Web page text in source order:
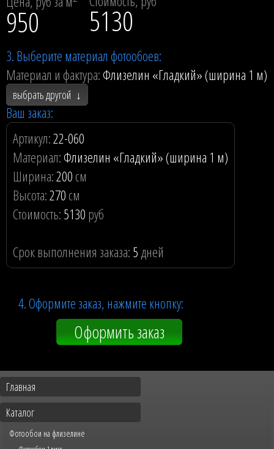
950 5130
3. Выберите материал фотообоев:
Материал и фактура:Флизелин «Гладкий» (ширина 1 м)
выбрать другой ↓
Ваш заказ:
Артикул:22-060
Материал:Флизелин «Гладкий» (ширина 1 м)
Ширина:200см
Высота:270см
Стоимость:5130 руб
Срок выполнения заказа:5дней
4. Оформите заказ, нажмите кнопку:
Оформить заказ
Главная
Каталог
Фотообои на флизелине